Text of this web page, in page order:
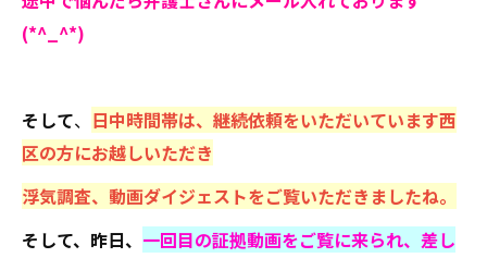
(*^_^*)
そして、 日中時間帯は、継続依頼をいただいています西
区の方にお越しいただき
浮気調査、動画ダイジェストをご覧いただきましたね。
そして、昨日、 一回目の証拠動画をご覧に来られ、差し